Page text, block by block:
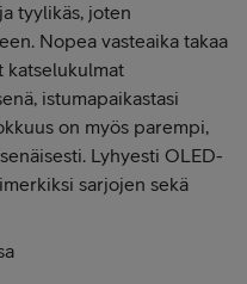
tyylikäs, joten
Nopea vasteaika takaa
katselukulmat
istumapaikastasi
on myös parempi,
Lyhyesti OLED-
sarjojen sekä